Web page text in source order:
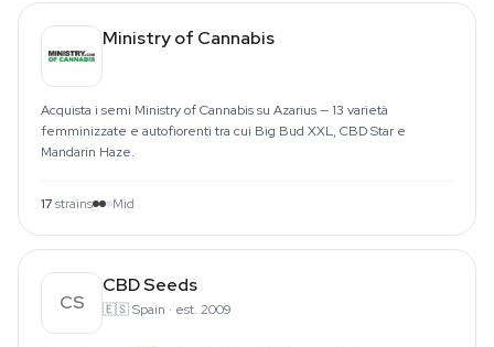
Ministry of Cannabis
Acquista i semi Ministry of Cannabis su Azarius — 13 varietà
femminizzate e autofiorenti tra cui Big Bud XXL, CBD Star e
Mandarin Haze.
17 strains Mid
CS
CBD Seeds
🇪🇸Spain · est. 2009